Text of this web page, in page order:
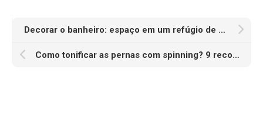
Decorar o banheiro: espaço em um refúgio de bem-estar
Como tonificar as pernas com spinning? 9 recomendações!